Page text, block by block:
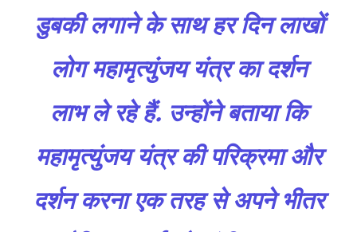
डुबकी लगाने के साथ हर दिन लाखों
लोग महामृत्युंजय यंत्र का दर्शन
लाभ ले रहे हैं. उन्होंने बताया कि
महामृत्युंजय यंत्र की परिक्रमा और
दर्शन करना एक तरह से अपने भीतर